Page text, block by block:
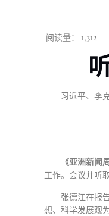
阅读量： 1,312
习近平、李
《亚洲新闻
工作。会议并听
张德江在报
想、科学发展观